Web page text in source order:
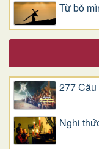
Từ bỏ
277 Câu
Nghi